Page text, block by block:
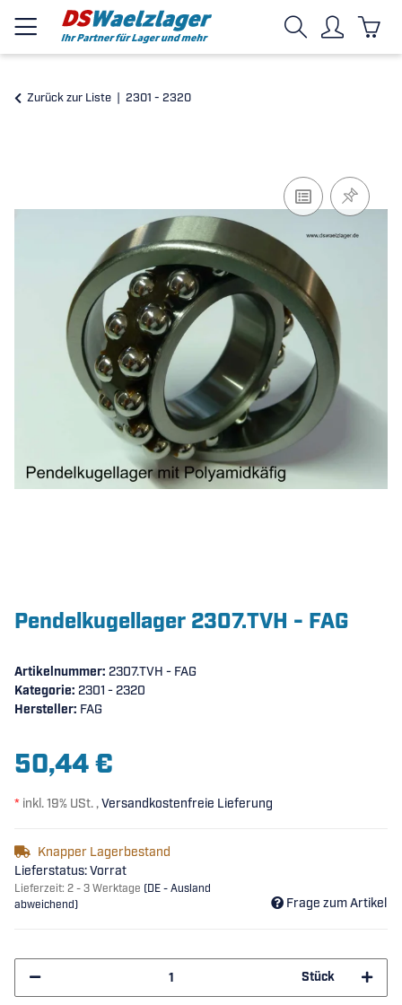
Zurück zur Liste 2301 - 2320
Pendelkugellager 2307.TVH - FAG
Artikelnummer: 2307.TVH - FAG
Kategorie: 2301 - 2320
Hersteller: FAG
50,44 €
* inkl. 19% USt. ,Versandkostenfreie Lieferung
Knapper Lagerbestand
Lieferstatus: Vorrat
Lieferzeit: 2 - 3 Werktage (DE - Ausland
abweichend)
Frage zum Artikel
Stück